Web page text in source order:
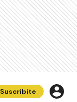
Suscribite